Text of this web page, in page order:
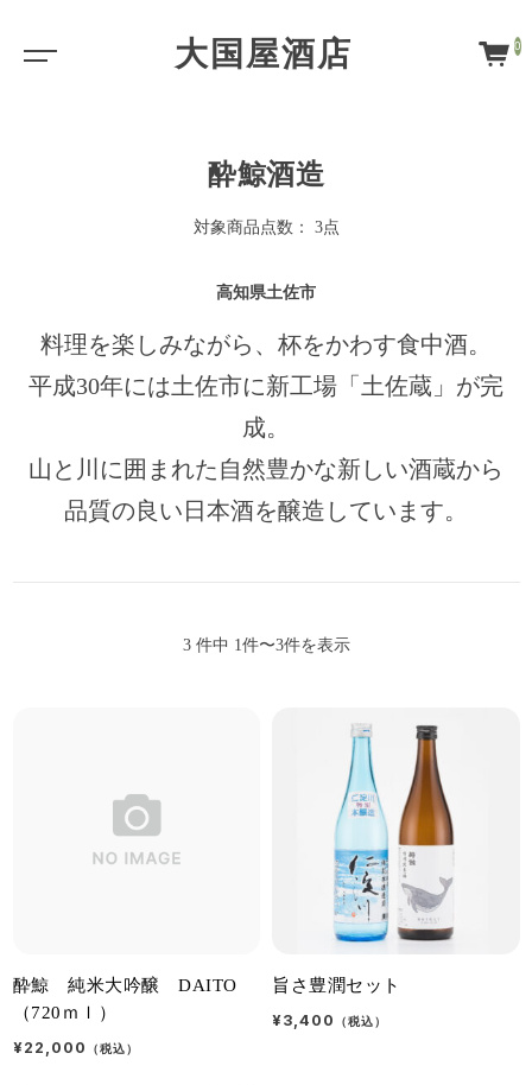
大国屋酒店 0
酔鯨酒造
対象商品点数： 3点
高知県土佐市
料理を楽しみながら、杯をかわす食中酒。
平成30年には土佐市に新工場「土佐蔵」が完
成。
山と川に囲まれた自然豊かな新しい酒蔵から
品質の良い日本酒を醸造しています。
3 件中 1件〜3件を表示
酔鯨 純米大吟醸 DAITO
（720ｍｌ）
¥22,000 （税込）
旨さ豊潤セット
¥3,400 （税込）